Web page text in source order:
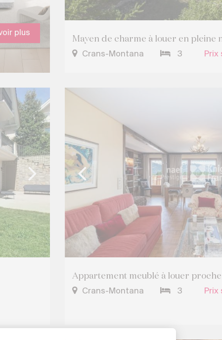
plus
Mayen de charme à louer en pleine
Crans-Montana 3 Prix
Appartement meublé à louer
Crans-Montana 3 Prix